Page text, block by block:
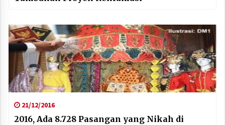
21/12/2016
2016, Ada 8.728 Pasangan yang Nikah di